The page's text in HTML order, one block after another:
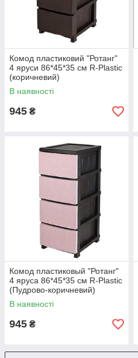
Комод пластиковий "Ротанг"
4 яруси 86*45*35 см R-Plastic
(коричневий)
В наявності
945 ₴
Комод пластиковый "Ротанг"
4 яруса 86*45*35 см R-Plastic
(Пудрово-коричневий)
В наявності
945 ₴